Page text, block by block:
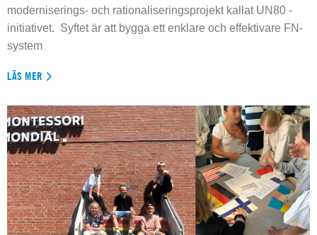
moderniserings- och rationaliseringsprojekt kallat UN80 -
initiativet. Syftet är att bygga ett enklare och effektivare FN-
system
LÄS MER